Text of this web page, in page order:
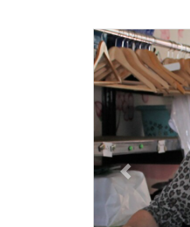
Previous